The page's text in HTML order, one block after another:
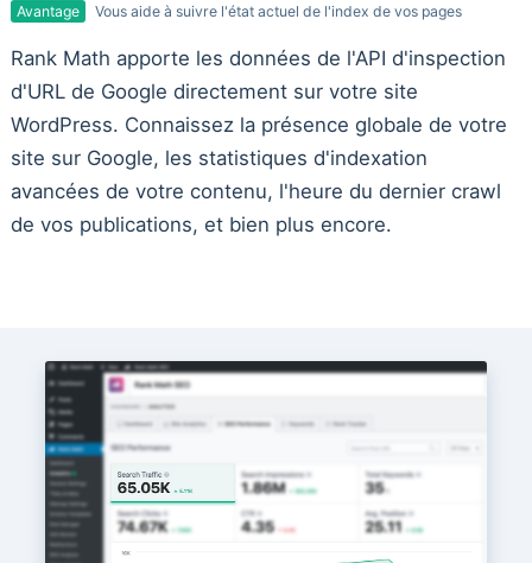
Avantage Vous aide à suivre l'état actuel de l'index de vos pages
Rank Math apporte les données de l'API d'inspection
d'URL de Google directement sur votre site
WordPress. Connaissez la présence globale de votre
site sur Google, les statistiques d'indexation
avancées de votre contenu, l'heure du dernier crawl
de vos publications, et bien plus encore.